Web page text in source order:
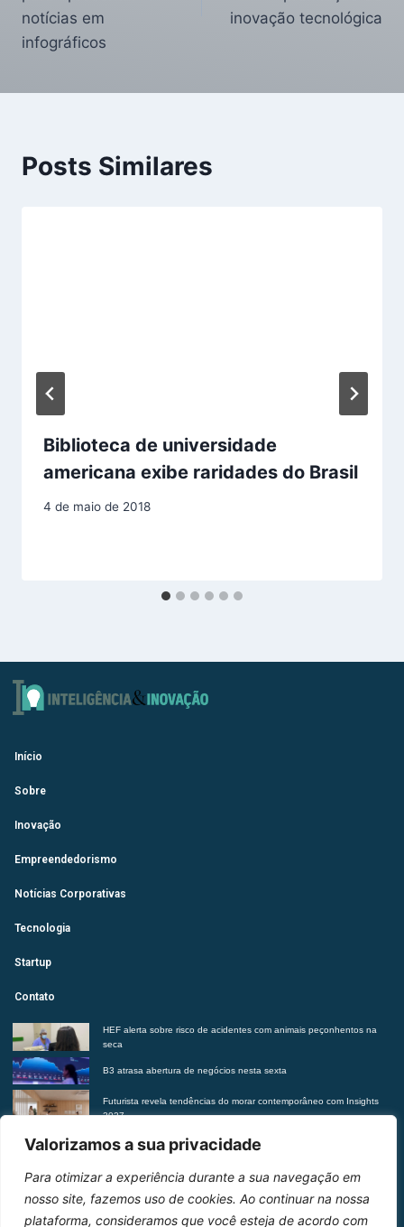
Valorizamos a sua privacidade
Para otimizar a experiência durante a sua navegação em
nosso site, fazemos uso de cookies. Ao continuar na nossa
plataforma, consideramos que você esteja de acordo com
notícias em
infográficos
inovação tecnológica
Posts Similares
Biblioteca de universidade
americana exibe raridades do Brasil
4 de maio de 2018
Início
Sobre
Inovação
Empreendedorismo
Notícias Corporativas
Tecnologia
Startup
Contato
HEF alerta sobre risco de acidentes com animais peçonhentos na
seca
B3 atrasa abertura de negócios nesta sexta
Futurista revela tendências do morar contemporâneo com Insights
2027
Suplementação de vitaminas sem orientação médica pode trazer
riscos à saúde, alerta Hetrin
Entre em contato